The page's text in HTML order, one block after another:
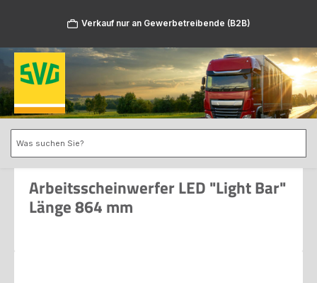
Verkauf nur an Gewerbetreibende (B2B)
Arbeitsscheinwerfer LED "Light Bar"
Länge 864 mm